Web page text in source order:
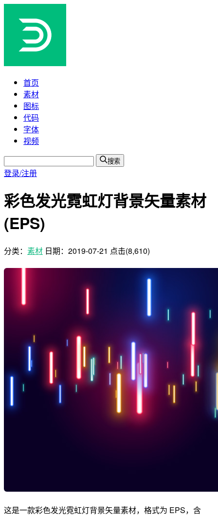
首页
素材
图标
代码
字体
视频
搜索
登录/注册
彩色发光霓虹灯背景矢量素材
(EPS)
分类： 素材 日期： 2019-07-21 点击(8,610)
这是一款彩色发光霓虹灯背景矢量素材，格式为 EPS，含